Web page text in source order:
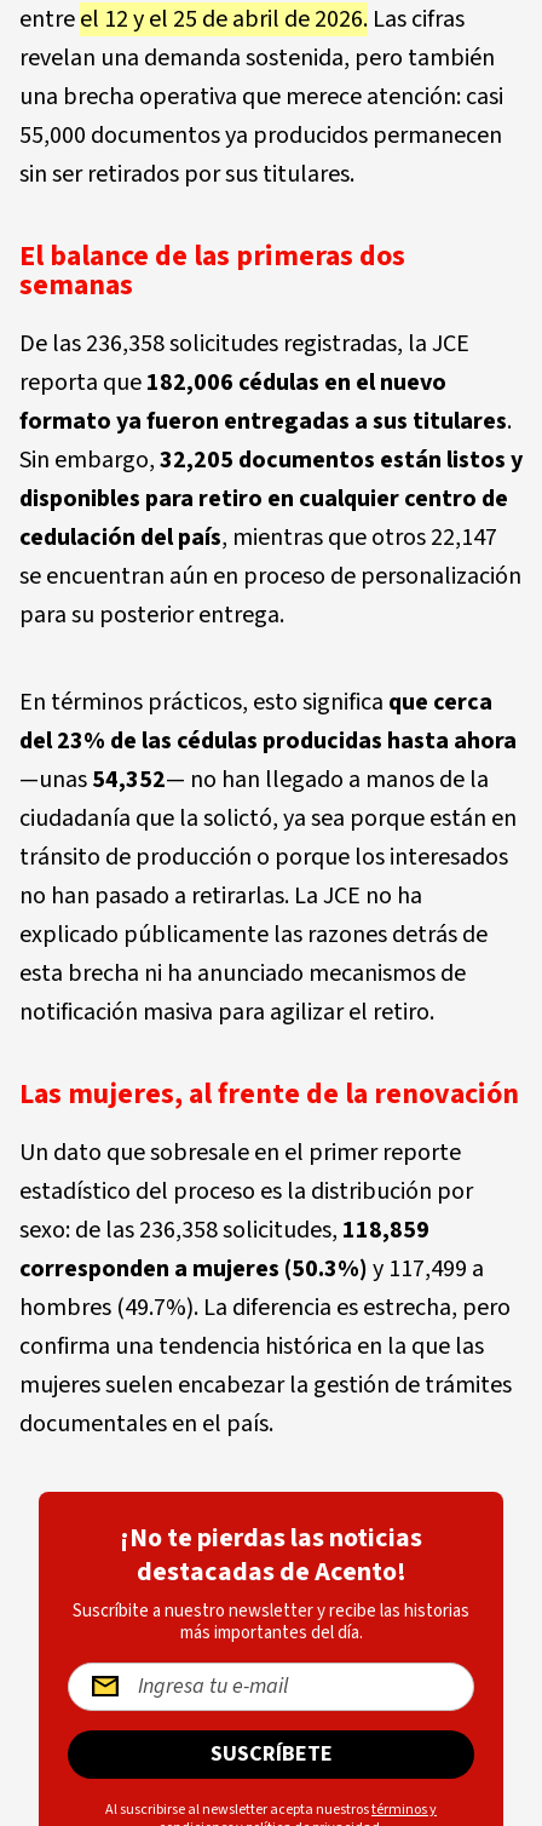
entreel 12 y el 25 de abril de 2026. Las cifras
revelan una demanda sostenida, pero también
una brecha operativa que merece atención: casi
55,000 documentos ya producidos permanecen
sin ser retirados por sus titulares.
El balance de las primeras dos
semanas
De las 236,358 solicitudes registradas, la JCE
reporta que182,006 cédulas en el nuevo
formato ya fueron entregadas a sus titulares.
Sin embargo,32,205 documentos están listos y
disponibles para retiro en cualquier centro de
cedulación del país, mientras que otros 22,147
se encuentran aún en proceso de personalización
para su posterior entrega.
En términos prácticos, esto significa que cerca
del 23% de las cédulas producidas hasta ahora
—unas54,352— no han llegado a manos de la
ciudadanía que la solictó, ya sea porque están en
tránsito de producción o porque los interesados
no han pasado a retirarlas. La JCE no ha
explicado públicamente las razones detrás de
esta brecha ni ha anunciado mecanismos de
notificación masiva para agilizar el retiro.
Las mujeres, al frente de la renovación
Un dato que sobresale en el primer reporte
estadístico del proceso es la distribución por
sexo: de las 236,358 solicitudes, 118,859
corresponden a mujeres (50.3%)y 117,499 a
hombres (49.7%). La diferencia es estrecha, pero
confirma una tendencia histórica en la que las
mujeres suelen encabezar la gestión de trámites
documentales en el país.
¡No te pierdas las noticias
destacadas de Acento!
Suscríbite a nuestro newsletter y recibe las historias
más importantes del día.
SUSCRÍBETE
Al suscribirse al newsletter acepta nuestrostérminos y